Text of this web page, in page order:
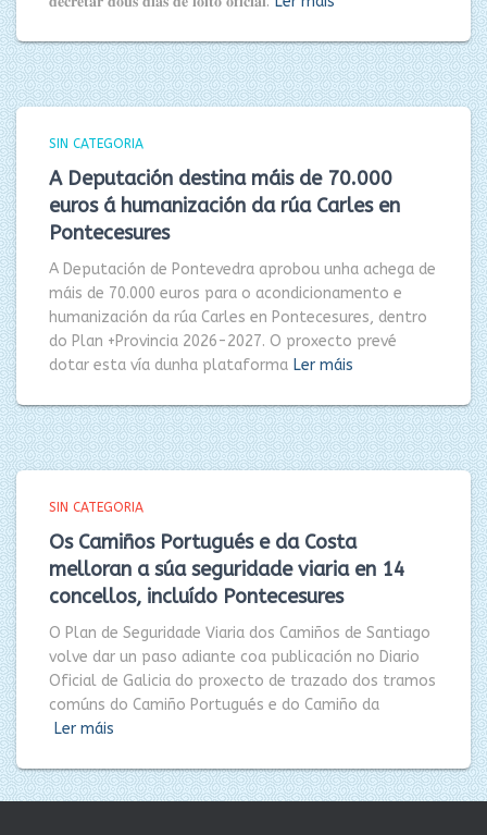
SIN CATEGORIA
A Deputación destina máis de 70.000
euros á humanización da rúa Carles en
Pontecesures
A Deputación de Pontevedra aprobou unha achega de
máis de 70.000 euros para o acondicionamento e
humanización da rúa Carles en Pontecesures, dentro
do Plan +Provincia 2026-2027. O proxecto prevé
dotar esta vía dunha plataforma Ler máis
SIN CATEGORIA
Os Camiños Portugués e da Costa
melloran a súa seguridade viaria en 14
concellos, incluído Pontecesures
O Plan de Seguridade Viaria dos Camiños de Santiago
volve dar un paso adiante coa publicación no Diario
Oficial de Galicia do proxecto de trazado dos tramos
comúns do Camiño Portugués e do Camiño da
Ler máis